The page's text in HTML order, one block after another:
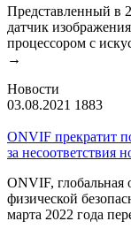
Представленный в
датчик
процессором с
→
Новости
03.08.2021 1883
ONVIF прекратит
за несоответствия
ONVIF, глобальная
физической
марта 2022 года